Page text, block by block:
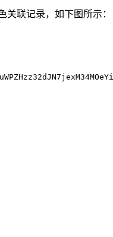
关联记录，如下图所示：